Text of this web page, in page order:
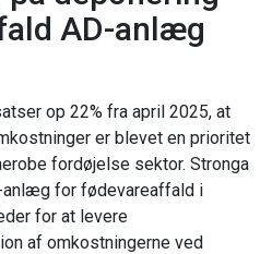
AD-anlæg
op 22% fra april 2025, at
er blevet en prioritet
fordøjelse sektor. Stronga
anlæg for fødevareaffald i
for at levere
af omkostningerne ved